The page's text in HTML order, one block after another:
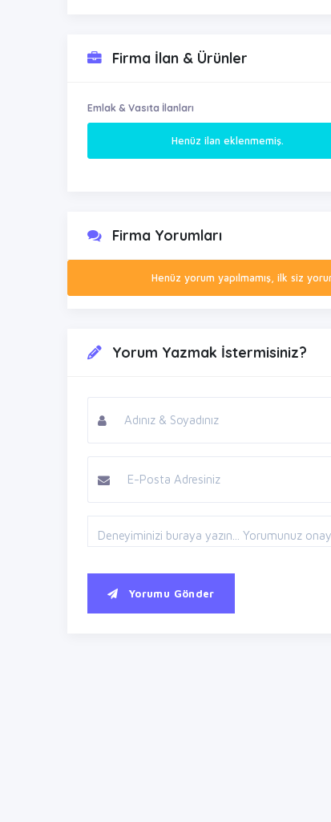
Firma İlan & Ürünler
Emlak & Vasıta İlanları
Henüz ilan eklenmemiş.
Firma Yorumları
Henüz yorum yapılmamış, ilk siz
Yorum Yazmak İstermisiniz?
Yorumu Gönder